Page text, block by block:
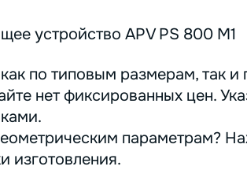
устройство APV PS 800 M1
по типовым размерам, так и
нет фиксированных цен.
параметрам?
изготовления.